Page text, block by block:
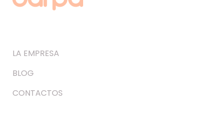
LA EMPRESA
BLOG
CONTACTOS